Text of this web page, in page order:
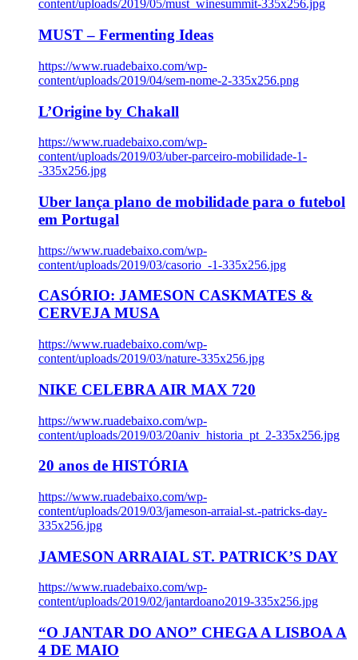
content/uploads/2019/05/must_winesummit-335x256.jpg
MUST – Fermenting Ideas
https://www.ruadebaixo.com/wp-
content/uploads/2019/04/sem-nome-2-335x256.png
L’Origine by Chakall
https://www.ruadebaixo.com/wp-
content/uploads/2019/03/uber-parceiro-mobilidade-1-
-335x256.jpg
Uber lança plano de mobilidade para o futebol
em Portugal
https://www.ruadebaixo.com/wp-
content/uploads/2019/03/casorio_-1-335x256.jpg
CASÓRIO: JAMESON CASKMATES &
CERVEJA MUSA
https://www.ruadebaixo.com/wp-
content/uploads/2019/03/nature-335x256.jpg
NIKE CELEBRA AIR MAX 720
https://www.ruadebaixo.com/wp-
content/uploads/2019/03/20aniv_historia_pt_2-335x256.jpg
20 anos de HISTÓRIA
https://www.ruadebaixo.com/wp-
content/uploads/2019/03/jameson-arraial-st.-patricks-day-
335x256.jpg
JAMESON ARRAIAL ST. PATRICK’S DAY
https://www.ruadebaixo.com/wp-
content/uploads/2019/02/jantardoano2019-335x256.jpg
“O JANTAR DO ANO” CHEGA A LISBOA A
4 DE MAIO